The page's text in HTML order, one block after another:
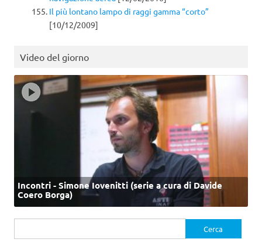
Il più lontano lampo di raggi gamma “corto”
[10/12/2009]
Video del giorno
Incontri - Simone Iovenitti (serie a cura di Davide
Coero Borga)
per: